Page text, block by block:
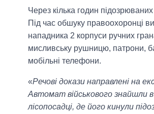
Через кілька годин
Під час обшуку правоохоронці
нападника 2 корпуси ручних
мисливську рушницю, патрони,
мобільні телефони.
«Речові докази направлені на
Автомат військового знайшли в
лісопосадці, де його кинули